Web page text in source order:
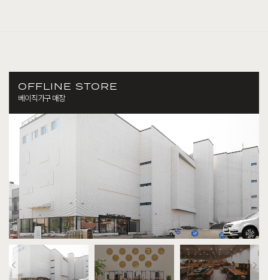
OFFLINE STORE
베이직가구 매장